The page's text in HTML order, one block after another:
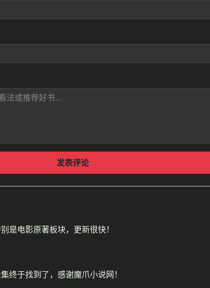
发表评论
是电影原著板块，更新很快！
终于找到了，感谢魔爪小说网！